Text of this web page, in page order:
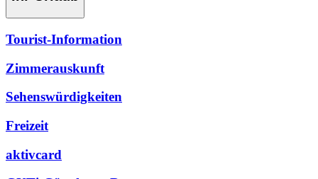
Tourist-Information
Zimmerauskunft
Sehenswürdigkeiten
Freizeit
aktivcard